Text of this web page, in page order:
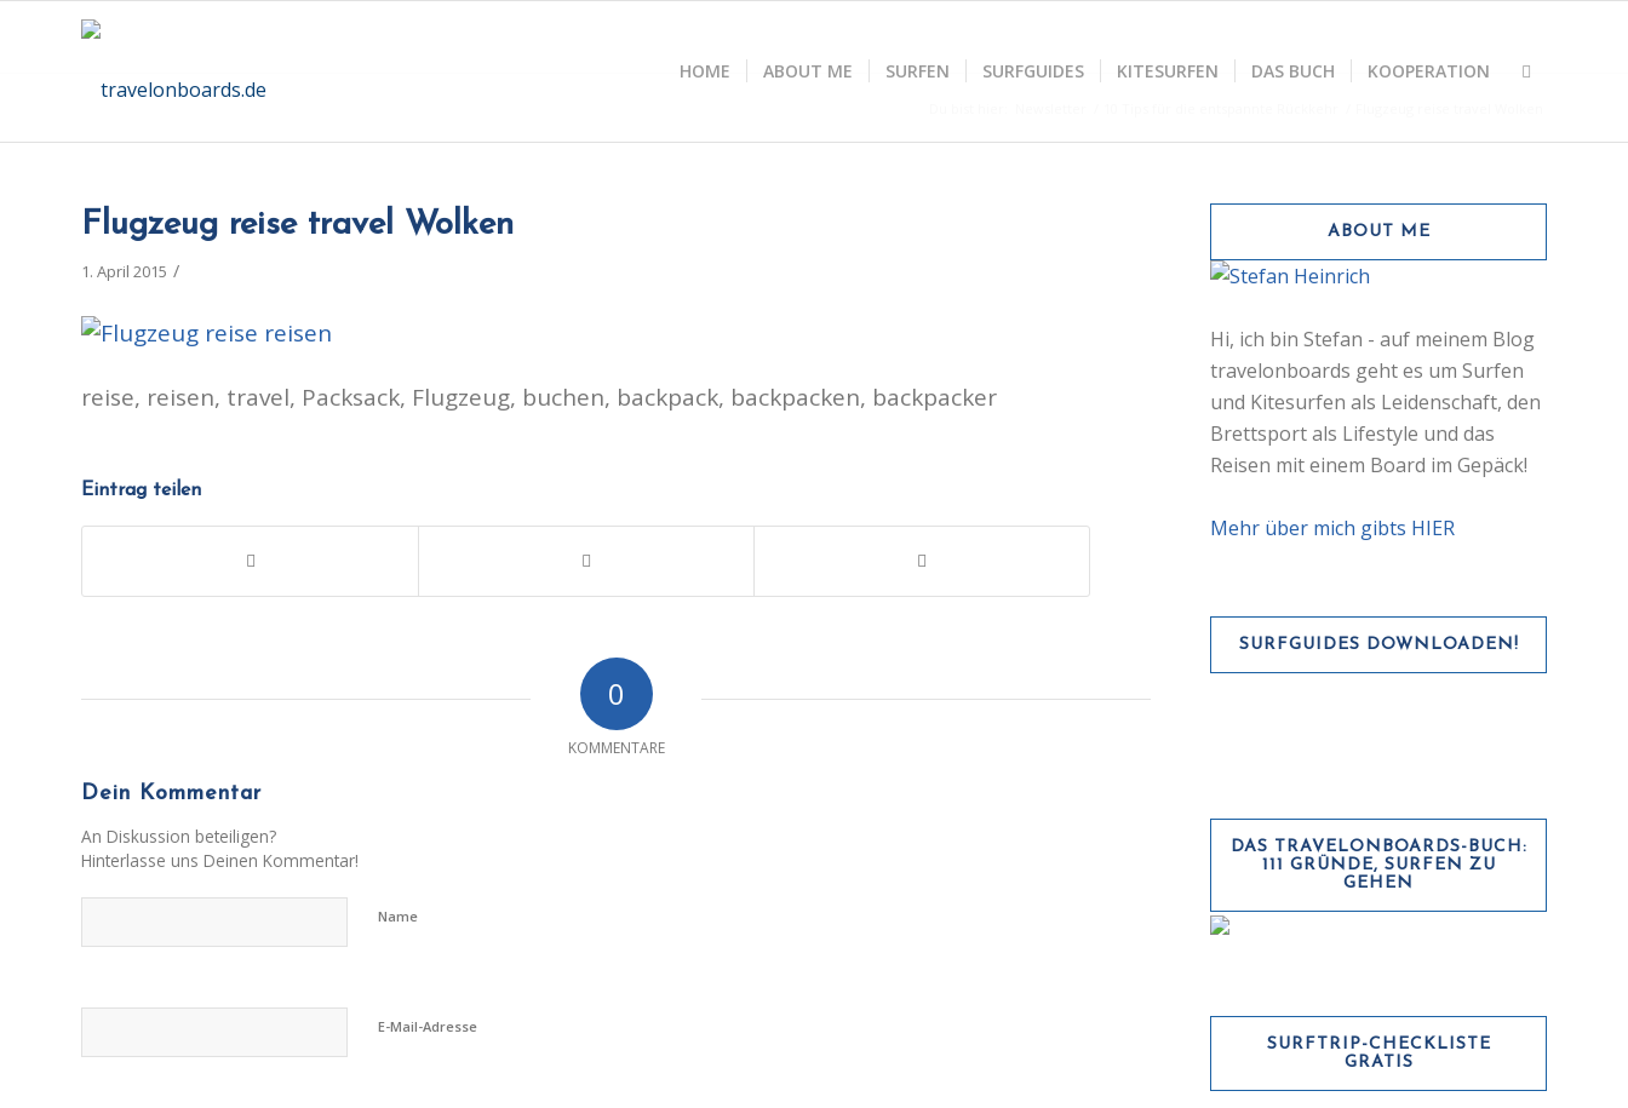
HOME ABOUT ME SURFEN SURFGUIDES KITESURFEN DAS BUCH KOOPERATION
Flugzeug reise travel Wolken
1. April 2015 /
reise, reisen, travel, Packsack, Flugzeug, buchen, backpack, backpacken, backpacker
Eintrag teilen
0
KOMMENTARE
Dein Kommentar
An Diskussion beteiligen?
Hinterlasse uns Deinen Kommentar!
Name
E-Mail-Adresse
ABOUT ME
Hi, ich bin Stefan - auf meinem Blog
travelonboards geht es um Surfen
und Kitesurfen als Leidenschaft, den
Brettsport als Lifestyle und das
Reisen mit einem Board im Gepäck!
Mehr über mich gibts HIER
SURFGUIDES DOWNLOADEN!
DAS TRAVELONBOARDS-BUCH:
111 GRÜNDE, SURFEN ZU
GEHEN
SURFTRIP-CHECKLISTE
GRATIS